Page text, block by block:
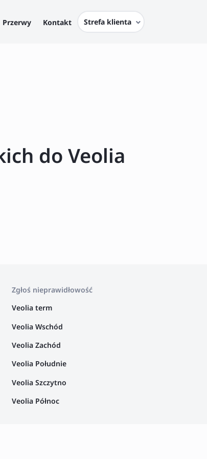
Przerwy Kontakt Strefa klienta
do Veolia
Zgłoś nieprawidłowość
Veolia term
Veolia Wschód
Veolia Zachód
Veolia Południe
Veolia Szczytno
Veolia Północ